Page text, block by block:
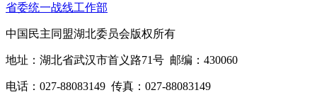
省委统一战线工作部
中国民主同盟湖北委员会版权所有
地址：湖北省武汉市首义路71号 邮编：430060
电话：027-88083149 传真：027-88083149